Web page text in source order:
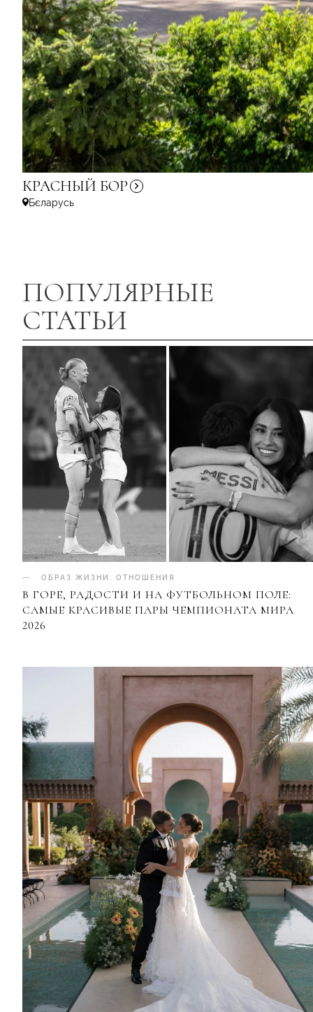
КРАСНЫЙ БОР
Бєларусь
ПОПУЛЯРНЫЕ
СТАТЬИ
ОБРАЗ ЖИЗНИ ОТНОШЕНИЯ
В ГОРЕ, РАДОСТИ И НА ФУТБОЛЬНОМ ПОЛЕ:
САМЫЕ КРАСИВЫЕ ПАРЫ ЧЕМПИОНАТА МИРА
2026